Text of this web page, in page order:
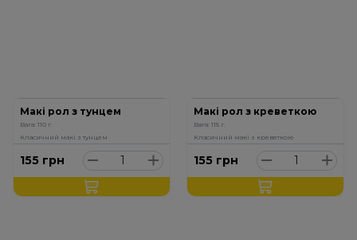
Макі рол з тунцем
Вага: 110 г.
Класичний макі з тунцем
155 грн
Макі рол з креветкою
Вага: 115 г.
Класичний макі з креветкою
155 грн